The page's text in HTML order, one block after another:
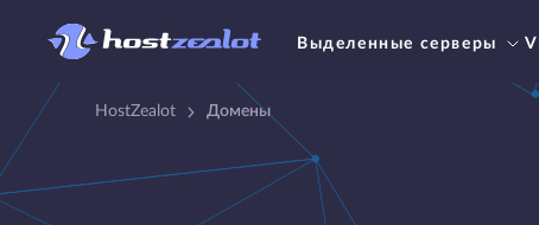
Выделенные серверы
HostZealot Домены